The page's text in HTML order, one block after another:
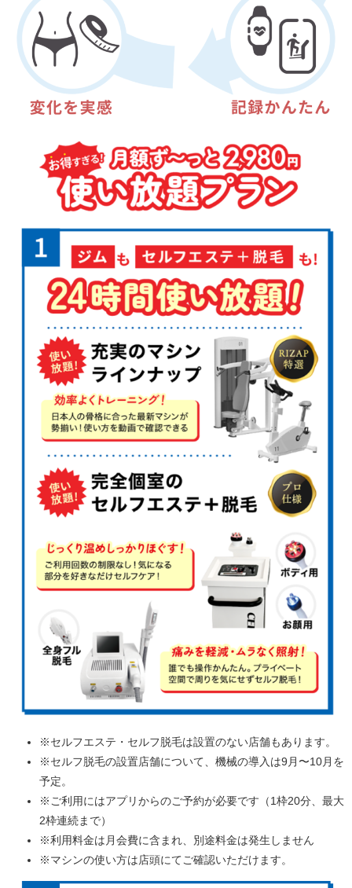
※セルフエステ・セルフ脱毛は設置のない店舗もあります。
※セルフ脱毛の設置店舗について、機械の導入は9月〜10月を
予定。
※ご利用にはアプリからのご予約が必要です（1枠20分、最大
2枠連続まで）
※利用料金は月会費に含まれ、別途料金は発生しません
※マシンの使い方は店頭にてご確認いただけます。